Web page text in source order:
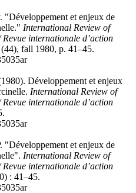
"Développement et enjeux de
International Review of
internationale d’action
fall 1980, p. 41–45.
Développement et enjeux
International Review of
internationale d’action
"Développement et enjeux de
International Review of
internationale d’action
: 41–45.